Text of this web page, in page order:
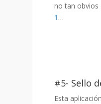
no tan obvios
1 …
#5- Sello
Esta